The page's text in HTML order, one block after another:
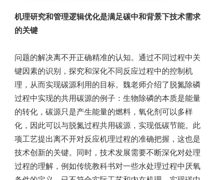
机理研究和管理逻辑优化是满足碳中和背景下技术需求
的关键
问题的解决离不开正确精准的认知。通过不同过程中关
键因素的识别，探究和深化不同反应过程中的控制机
理，从而实现碳源利用的目标。魏老师介绍了脱氮除磷
过程中实现的共用碳源的例子：生物除磷的本质是能量
的转化，碳源只是产生能量的燃料，氧化剂可以多样
化，因此可以与脱氮过程共用碳源，实现低碳节能。此
项工艺提出离不开对反应机理过程的准确把握，这也是
技术创新的关键。同时，技术发展需要不断深化对处理
过程的理解，例如传统教科书对一些水处理过程中厌氧